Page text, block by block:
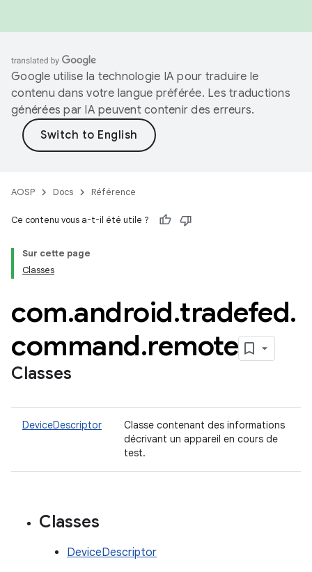
Google utilise la technologie IA pour traduire le
contenu dans votre langue préférée. Les traductions
générées par IA peuvent contenir des erreurs.
AOSP Docs Référence
Ce contenu vous a-t-il été utile ?
Sur cette page
Classes
com.android.tradefed.
command.remote
Classes
DeviceDescriptor
Classe contenant des informations
décrivant un appareil en cours de
test.
Classes
DeviceDescriptor